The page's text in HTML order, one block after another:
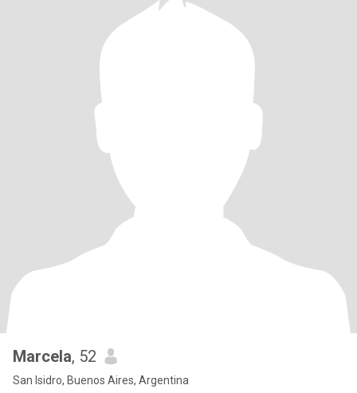
Marcela, 52
San Isidro, Buenos Aires, Argentina